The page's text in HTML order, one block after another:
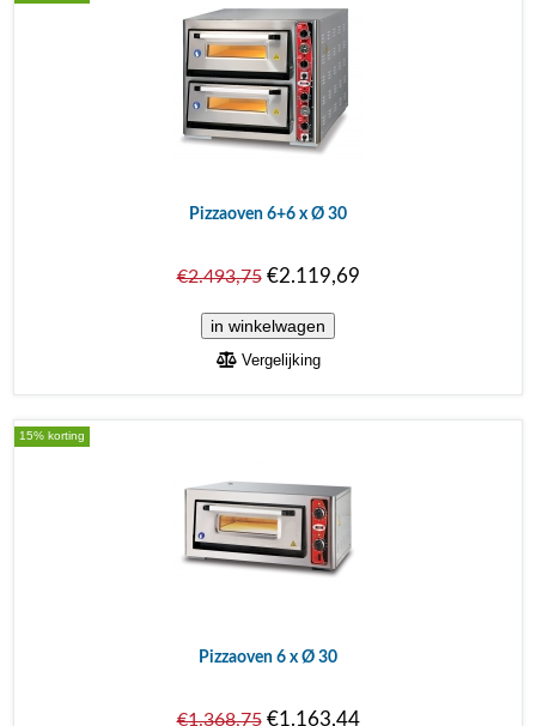
Pizzaoven 6+6 x Ø 30
€2.493,75€2.119,69
Vergelijking
15% korting
Pizzaoven 6 x Ø 30
€1.368,75€1.163,44